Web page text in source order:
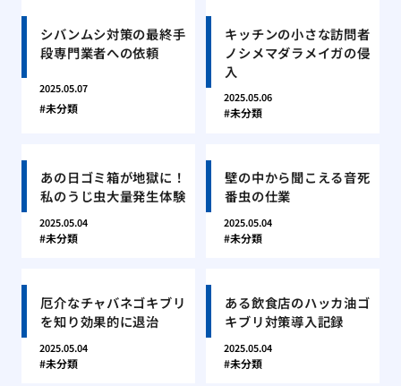
シバンムシ対策の最終手
段専門業者への依頼
2025.05.07
未分類
キッチンの小さな訪問者
ノシメマダラメイガの侵
入
2025.05.06
未分類
あの日ゴミ箱が地獄に！
私のうじ虫大量発生体験
2025.05.04
未分類
壁の中から聞こえる音死
番虫の仕業
2025.05.04
未分類
厄介なチャバネゴキブリ
を知り効果的に退治
2025.05.04
未分類
ある飲食店のハッカ油ゴ
キブリ対策導入記録
2025.05.04
未分類